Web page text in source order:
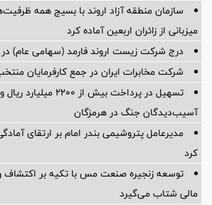
سازمان منطقه آزاد اروند با بسیج همه
میزبانی از زائران اربعین آماده کرد
درج شرکت زیست اروند فارمد (سهامی عام)
شرکت مخابرات ایران در جمع کارفرمایان منتخب ایران ۲۰۲۶
تسهیل در پرداخت بیش از
آسیب‌دیدگان جنگ در هرمزگان
مدیرعامل پتروشیمی بندر امام بر ارتقای
کرد
توسعه زنجیره صنعت مس با تکیه بر اکتشاف
مالی شتاب می‌گیرد